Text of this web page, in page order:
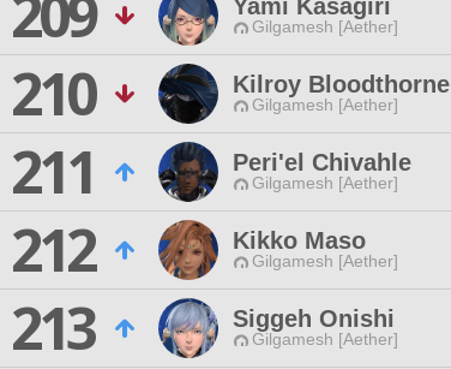
Yami Kasagiri
Gilgamesh [Aether]
210
Kilroy Bloodthorne
Gilgamesh [Aether]
211
Peri'el Chivahle
Gilgamesh [Aether]
212
Kikko Maso
Gilgamesh [Aether]
213
Siggeh Onishi
Gilgamesh [Aether]